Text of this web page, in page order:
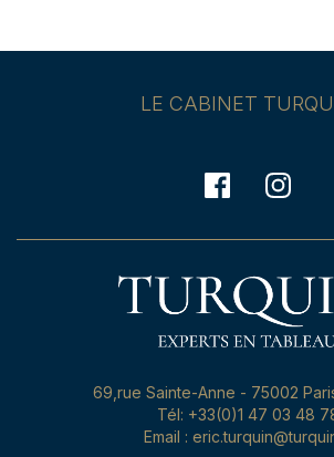
LE CABINET
69,rue Sainte-Anne - 75002
Tél: +33(0)1 47 03 48
Email :